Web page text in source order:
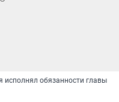
исполнял обязанности главы